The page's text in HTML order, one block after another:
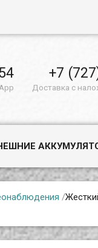
+7
Доставка с
/